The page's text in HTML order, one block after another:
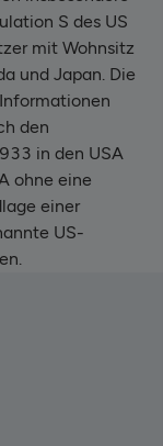
S des US
mit Wohnsitz
und Japan. Die
den
in den USA
ohne eine
einer
US-